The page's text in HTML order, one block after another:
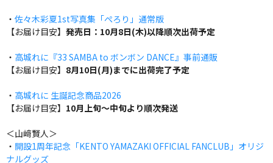
・ 佐々木彩夏1st写真集「ぺろり」通常版
【お届け目安】 発売日：10月8日(木)以降順次出荷予定
・ 高城れに『33 SAMBA to ボンボン DANCE』事前通販
【お届け目安】 8月10日(月)までに出荷完了予定
・ 高城れに 生誕記念商品2026
【お届け目安】 10月上旬～中旬より順次発送
＜山﨑賢人＞
・ 開設1周年記念「KENTO YAMAZAKI OFFICIAL FANCLUB」オリジ
ナルグッズ